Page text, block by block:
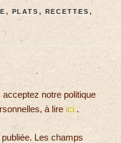
, PLATS , RECETTES ,
notre politique
à lire ici .
Les champs